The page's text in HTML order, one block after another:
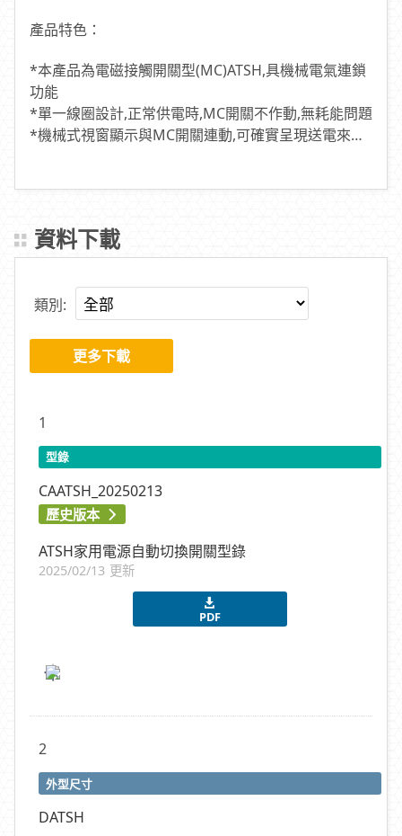
產品特色：
*本產品為電磁接觸開關型(MC)ATSH,具機械電氣連鎖
功能
*單一線圈設計,正常供電時,MC開關不作動,無耗能問題
*機械式視窗顯示與MC開關連動,可確實呈現送電來源
資料下載
類別:
更多下載
1
型錄
CAATSH_20250213
歷史版本
ATSH家用電源自動切換開關型錄
2025/02/13 更新
PDF
2
外型尺寸
DATSH